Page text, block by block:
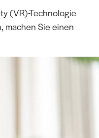
(VR)-Technologie
machen Sie einen